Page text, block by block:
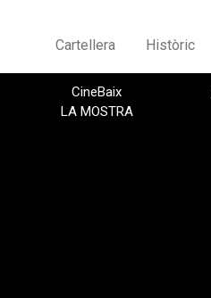
Cartellera Històric
CineBaix
LA MOSTRA